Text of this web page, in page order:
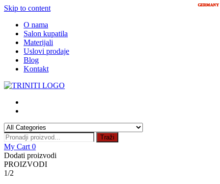
Skip to content
O nama
Salon kupatila
Materijali
Uslovi prodaje
Blog
Kontakt
Traži
My Cart 0
Dodati proizvodi
PROIZVODI
1/2
GERMANY
GERMANY
GERMANY
GERMANY
GERMANY